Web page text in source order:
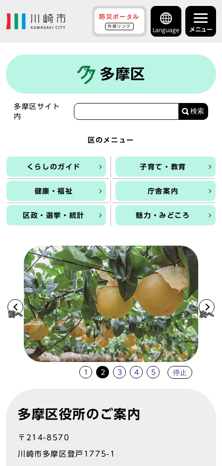
防災ポータル
外部リンク
Language メニュー
多摩区
多摩区サイト
内
検索
区のメニュー
くらしのガイド 子育て・教育
健康・福祉 庁舎案内
区政・選挙・統計 魅力・みどころ
前へ 次へ
1 2 3 4 5 停止
多摩区役所のご案内
〒214-8570
川崎市多摩区登戸1775-1